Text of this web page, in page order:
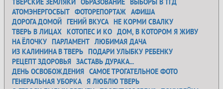
ТВЕРСКИЕ ЗЕМЛЯКИ ОБРАЗОВАНИЕ ВЫБОРЫ В ТГД
АТОМЭНЕРГОСБЫТ ФОТОРЕПОРТАЖ АФИША
ДОРОГА ДОМОЙ ГЕНИЙ ВКУСА НЕ КОРМИ СВАЛКУ
ТВЕРЬ В ЛИЦАХ КОТОПЕС И КО ДОМ, В КОТОРОМ Я ЖИВУ
НА ЁЛОЧКУ ПАРЛАМЕНТ ЛЮБИМАЯ ДАЧА
ИЗ КАЛИНИНА В ТВЕРЬ ПОДАРИ УЛЫБКУ РЕБЕНКУ
РЕЦЕПТ ЗДОРОВЬЯ ЗАСТАВЬ ДУРАКА...
ДЕНЬ ОСВОБОЖДЕНИЯ САМОЕ ТРОГАТЕЛЬНОЕ ФОТО
ГЕНЕРАЛЬНАЯ УБОРКА Я ЛЮБЛЮ ТВЕРЬ